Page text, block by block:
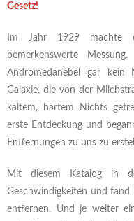
Gesetz!
Im Jahr 1929 machte
bemerkenswerte
Andromedanebel gar kein
Galaxie, die von der
kaltem, hartem Nichts
erste Entdeckung und
Entfernungen zu uns zu
Mit diesem Katalog in
Geschwindigkeiten und fand
entfernen. Und je weiter